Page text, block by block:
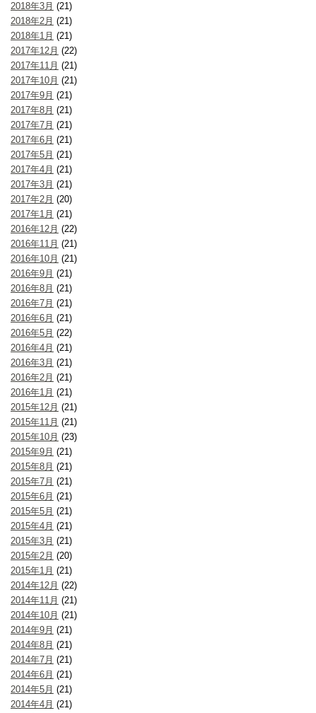
2018年3月 (21)
2018年2月 (21)
2018年1月 (21)
2017年12月 (22)
2017年11月 (21)
2017年10月 (21)
2017年9月 (21)
2017年8月 (21)
2017年7月 (21)
2017年6月 (21)
2017年5月 (21)
2017年4月 (21)
2017年3月 (21)
2017年2月 (20)
2017年1月 (21)
2016年12月 (22)
2016年11月 (21)
2016年10月 (21)
2016年9月 (21)
2016年8月 (21)
2016年7月 (21)
2016年6月 (21)
2016年5月 (22)
2016年4月 (21)
2016年3月 (21)
2016年2月 (21)
2016年1月 (21)
2015年12月 (21)
2015年11月 (21)
2015年10月 (23)
2015年9月 (21)
2015年8月 (21)
2015年7月 (21)
2015年6月 (21)
2015年5月 (21)
2015年4月 (21)
2015年3月 (21)
2015年2月 (20)
2015年1月 (21)
2014年12月 (22)
2014年11月 (21)
2014年10月 (21)
2014年9月 (21)
2014年8月 (21)
2014年7月 (21)
2014年6月 (21)
2014年5月 (21)
2014年4月 (21)